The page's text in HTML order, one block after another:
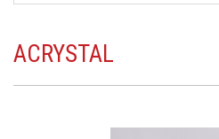
ACRYSTAL